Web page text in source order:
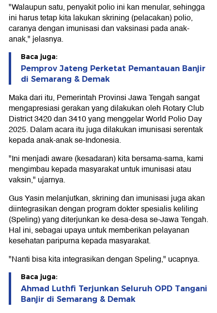
"Walaupun satu, penyakit polio ini kan menular, sehingga
ini harus tetap kita lakukan skrining (pelacakan) polio,
caranya dengan imunisasi dan vaksinasi pada anak-
anak," jelasnya.
Baca juga:
Pemprov Jateng Perketat Pemantauan Banjir
di Semarang & Demak
Maka dari itu, Pemerintah Provinsi Jawa Tengah sangat
mengapresiasi gerakan yang dilakukan oleh Rotary Club
District 3420 dan 3410 yang menggelar World Polio Day
2025. Dalam acara itu juga dilakukan imunisasi serentak
kepada anak-anak se-Indonesia.
"Ini menjadi aware (kesadaran) kita bersama-sama, kami
mengimbau kepada masyarakat untuk imunisasi atau
vaksin," ujarnya.
Gus Yasin melanjutkan, skrining dan imunisasi juga akan
diintegrasikan dengan program dokter spesialis keliling
(Speling) yang diterjunkan ke desa-desa se-Jawa Tengah.
Hal ini, sebagai upaya untuk memberikan pelayanan
kesehatan paripurna kepada masyarakat.
"Nanti bisa kita integrasikan dengan Speling," ucapnya.
Baca juga:
Ahmad Luthfi Terjunkan Seluruh OPD Tangani
Banjir di Semarang & Demak